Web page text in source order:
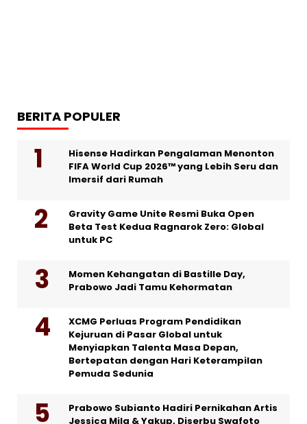
BERITA POPULER
Hisense Hadirkan Pengalaman Menonton
FIFA World Cup 2026™ yang Lebih Seru dan
Imersif dari Rumah
Gravity Game Unite Resmi Buka Open
Beta Test Kedua Ragnarok Zero: Global
untuk PC
Momen Kehangatan di Bastille Day,
Prabowo Jadi Tamu Kehormatan
XCMG Perluas Program Pendidikan
Kejuruan di Pasar Global untuk
Menyiapkan Talenta Masa Depan,
Bertepatan dengan Hari Keterampilan
Pemuda Sedunia
Prabowo Subianto Hadiri Pernikahan Artis
Jessica Mila & Yakup, Diserbu Swafoto